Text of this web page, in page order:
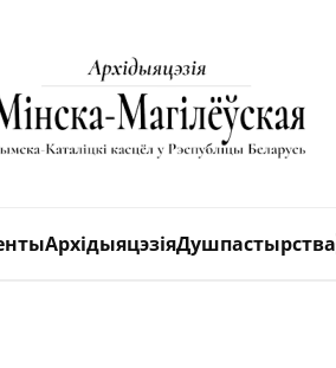
АрхідыяцэзіяДушпастырства